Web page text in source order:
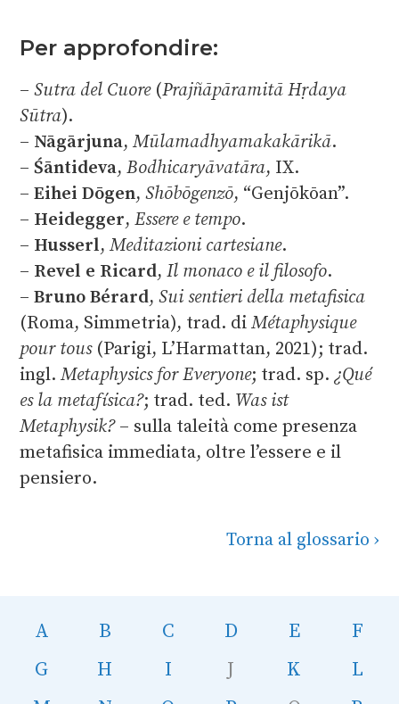
Per approfondire:
– Sutra del Cuore(Prajñāpāramitā Hṛdaya
Sūtra).
– Nāgārjuna, Mūlamadhyamakakārikā.
– Śāntideva, Bodhicaryāvatāra, IX.
– Eihei Dōgen, Shōbōgenzō, “Genjōkōan”.
– Heidegger, Essere e tempo.
– Husserl, Meditazioni cartesiane.
– Revel e Ricard, Il monaco e il filosofo.
– Bruno Bérard, Sui sentieri della metafisica
(Roma, Simmetria), trad. diMétaphysique
pour tous(Parigi, L’Harmattan, 2021); trad.
ingl. Metaphysics for Everyone; trad. sp. ¿Qué
es la metafísica?; trad. ted. Was ist
Metaphysik?– sulla taleità come presenza
metafisica immediata, oltre l’essere e il
pensiero.
Torna al glossario
A B C D E
F
G
H I J K
L